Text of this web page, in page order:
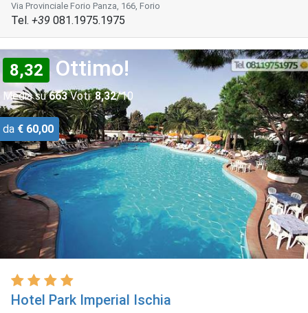
Via Provinciale Forio Panza, 166, Forio
Tel. +39 081.1975.1975
8,32 Ottimo!
Media su663Voti: 8,32/10
da € 60,00
Hotel Park Imperial Ischia